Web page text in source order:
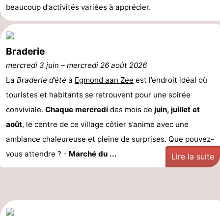
De
Graaf
van
Egmont
-
Landgoed
Huize
Glory
-
Zeeparel
Campings
Chambre
d'hôtes
Chaumières
-
Buiten
Bergen
-
De
-
Egmond
Kustpark
Hôtels
beaucoup d'activités variées à apprécier.
Braderie
mercredi 3 juin – mercredi 26 août 2026
La Braderie d’été à Egmond aan Zee est l’endroit idéal où
touristes et habitants se retrouvent pour une soirée
conviviale. Chaque mercredi des mois de juin, juillet et
août, le centre de ce village côtier s’anime avec une
ambiance chaleureuse et pleine de surprises. Que pouvez-
vous attendre ? - Marché du ... Lire la suite